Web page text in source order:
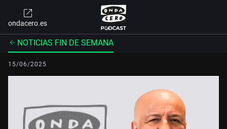
ondacero.es
NOTICIAS FIN DE SEMANA
15/06/2025